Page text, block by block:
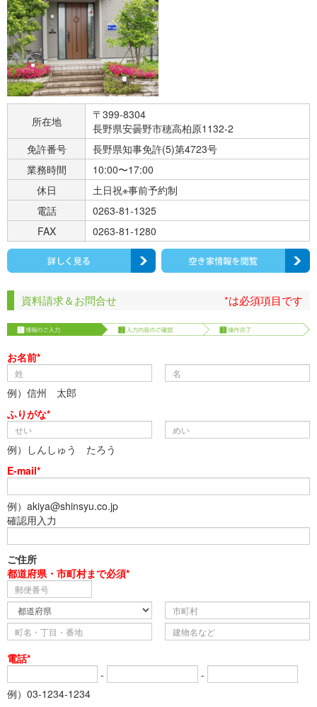
所在地
〒399-8304
長野県安曇野市穂高柏原1132-2
免許番号
長野県知事免許(5)第4723号
業務時間
10:00〜17:00
休日
土日祝※事前予約制
電話
0263-81-1325
FAX
0263-81-1280
資料請求＆お問合せ *は必須項目です
お名前*
例）信州 太郎
ふりがな*
例）しんしゅう たろう
E-mail*
例）akiya@shinsyu.co.jp
確認用入力
ご住所
都道府県・市町村まで必須*
電話*
-
-
例）03-1234-1234